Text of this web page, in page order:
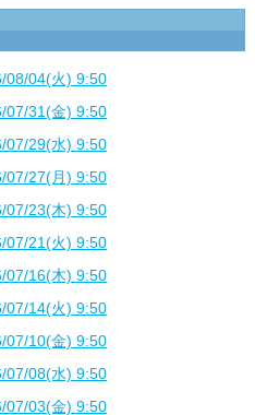
08/04(火) 9:50
07/31(金) 9:50
07/29(水) 9:50
07/27(月) 9:50
07/23(木) 9:50
07/21(火) 9:50
07/16(木) 9:50
07/14(火) 9:50
07/10(金) 9:50
07/08(水) 9:50
07/03(金) 9:50